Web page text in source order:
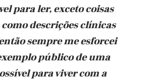
para ler, exceto coisas
descrições clínicas
sempre me esforcei
público de uma
para viver com a